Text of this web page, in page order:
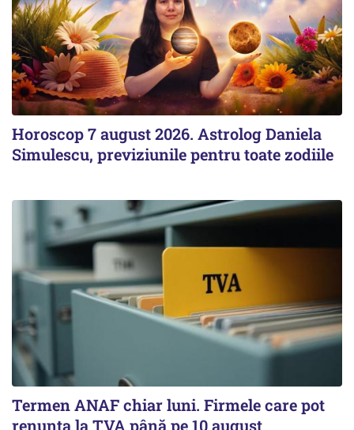
Horoscop 7 august 2026. Astrolog Daniela
Simulescu, previziunile pentru toate zodiile
Termen ANAF chiar luni. Firmele care pot
renunța la TVA până pe 10 august